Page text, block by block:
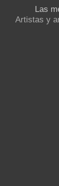
Las
Artistas y